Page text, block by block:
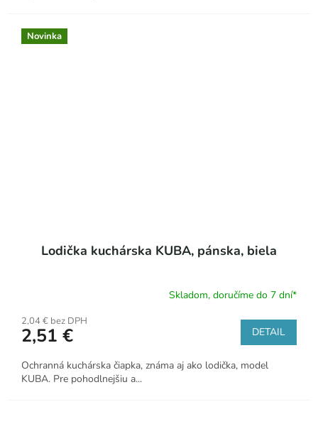
Novinka
Lodička kuchárska KUBA, pánska, biela
Skladom, doručíme do 7 dní*
2,04 € bez DPH
2,51 € DETAIL
Ochranná kuchárska čiapka, známa aj ako lodička, model
KUBA. Pre pohodlnejšiu a...